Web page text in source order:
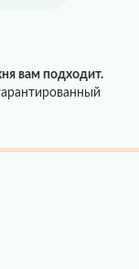
вам подходит.